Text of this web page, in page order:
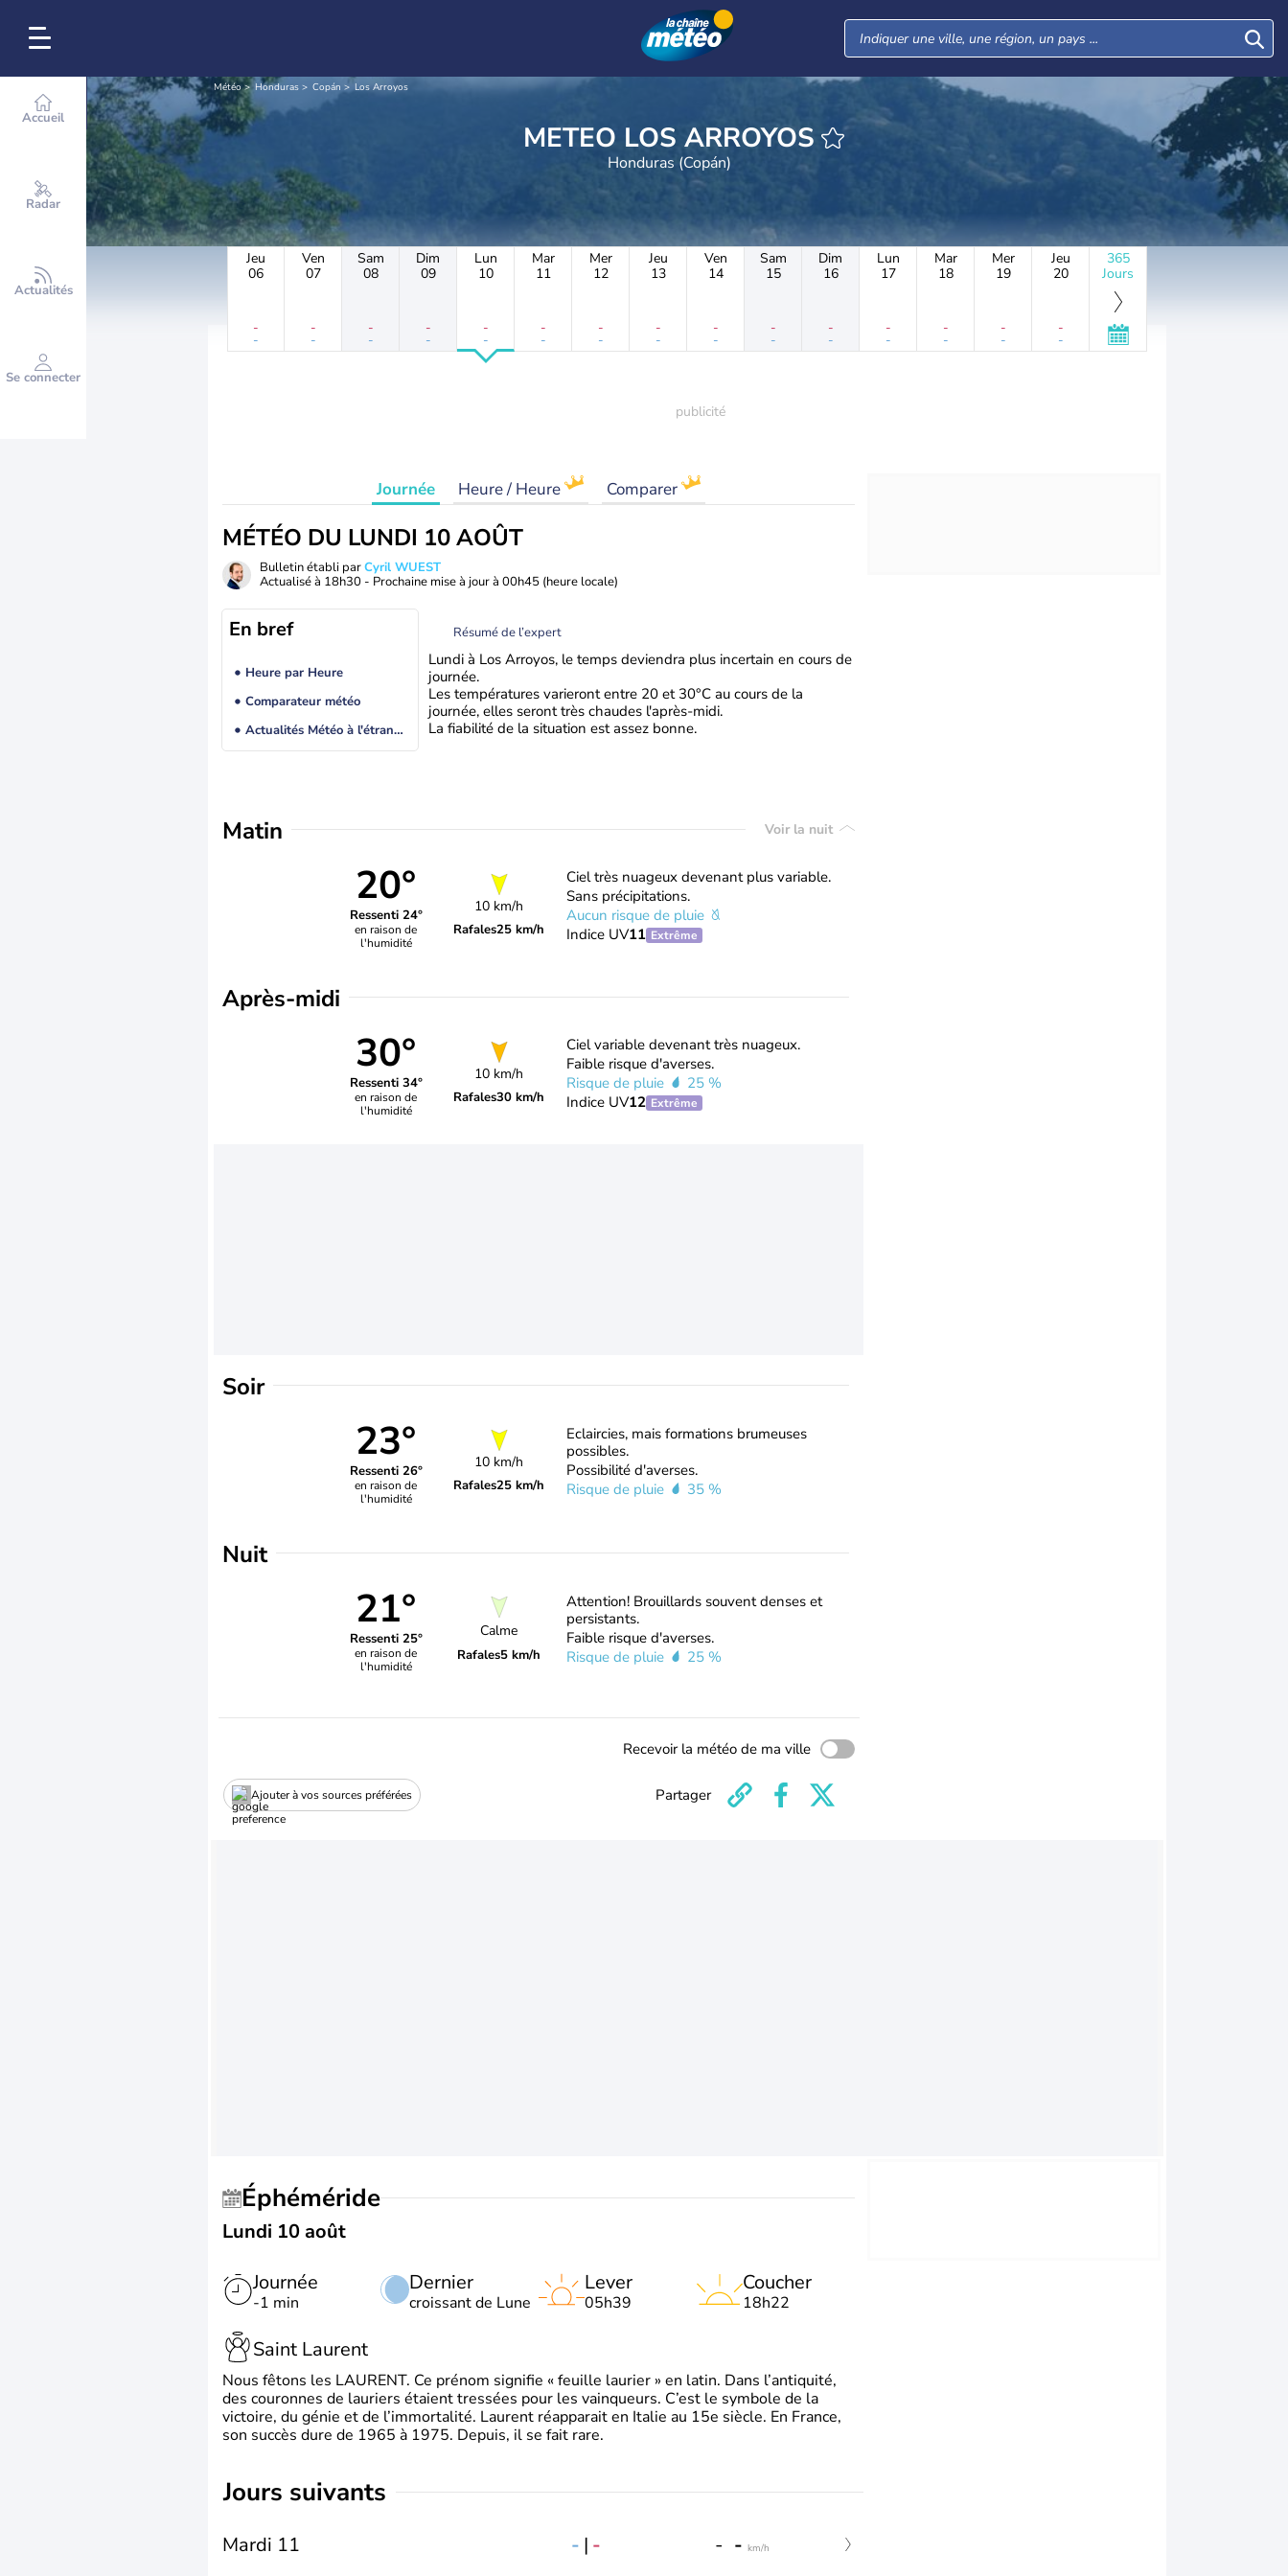
Accueil
Radar
Actualités
Se connecter
Météo Honduras Copán Los Arroyos
METEO LOS ARROYOS
Honduras (Copán)
Jeu
06
-
-
Ven
07
-
-
Sam
08
-
-
Dim
09
-
-
Lun
10
-
-
Mar
11
-
-
Mer
12
-
-
Jeu
13
-
-
Ven
14
-
-
Sam
15
-
-
Dim
16
-
-
Lun
17
-
-
Mar
18
-
-
Mer
19
-
-
Jeu
20
-
-
365
Jours
Journée Heure / Heure Comparer
MÉTÉO DU LUNDI 10 AOÛT
Bulletin établi parCyril WUEST
Actualisé à 18h30 - Prochaine mise à jour à 00h45 (heure locale)
En bref
Heure par Heure
Comparateur météo
Actualités Météo à l'étranger
Résumé de l’expert
Lundi à Los Arroyos, le temps deviendra plus incertain en cours de
journée.
Les températures varieront entre 20 et 30°C au cours de la
journée, elles seront très chaudes l'après-midi.
La fiabilité de la situation est assez bonne.
Matin Voir la nuit
20°
Ressenti 24°
en raison de
l'humidité
10 km/h
Rafales25 km/h
Ciel très nuageux devenant plus variable.
Sans précipitations.
Aucun risque de pluie
Indice UV11 Extrême
Après-midi
30°
Ressenti 34°
en raison de
l'humidité
10 km/h
Rafales30 km/h
Ciel variable devenant très nuageux.
Faible risque d'averses.
Risque de pluie
25 %
Indice UV12 Extrême
Soir
23°
Ressenti 26°
en raison de
l'humidité
10 km/h
Rafales25 km/h
Eclaircies, mais formations brumeuses
possibles.
Possibilité d'averses.
Risque de pluie
35 %
Nuit
21°
Ressenti 25°
en raison de
l'humidité
Calme
Rafales5 km/h
Attention! Brouillards souvent denses et
persistants.
Faible risque d'averses.
Risque de pluie
25 %
Recevoir la météo de ma ville
Ajouter à vos sources préférées Partager
Éphéméride
Lundi 10 août
Journée
-1 min
Dernier
croissant de Lune
Lever
05h39
Coucher
18h22
Saint Laurent
Nous fêtons les LAURENT. Ce prénom signifie « feuille laurier » en latin. Dans l’antiquité,
des couronnes de lauriers étaient tressées pour les vainqueurs. C’est le symbole de la
victoire, du génie et de l’immortalité. Laurent réapparait en Italie au 15e siècle. En France,
son succès dure de 1965 à 1975. Depuis, il se fait rare.
jours suivants
Mardi 11 - | - - - km/h